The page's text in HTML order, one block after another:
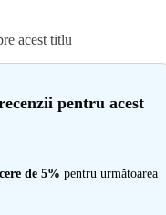
acest titlu
pentru acest
de 5% pentru următoarea